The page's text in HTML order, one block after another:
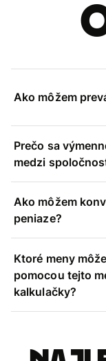
Ako môžem
Prečo sa
medzi
Ako môžem
peniaze?
Ktoré meny
pomocou tejto
kalkulačky?